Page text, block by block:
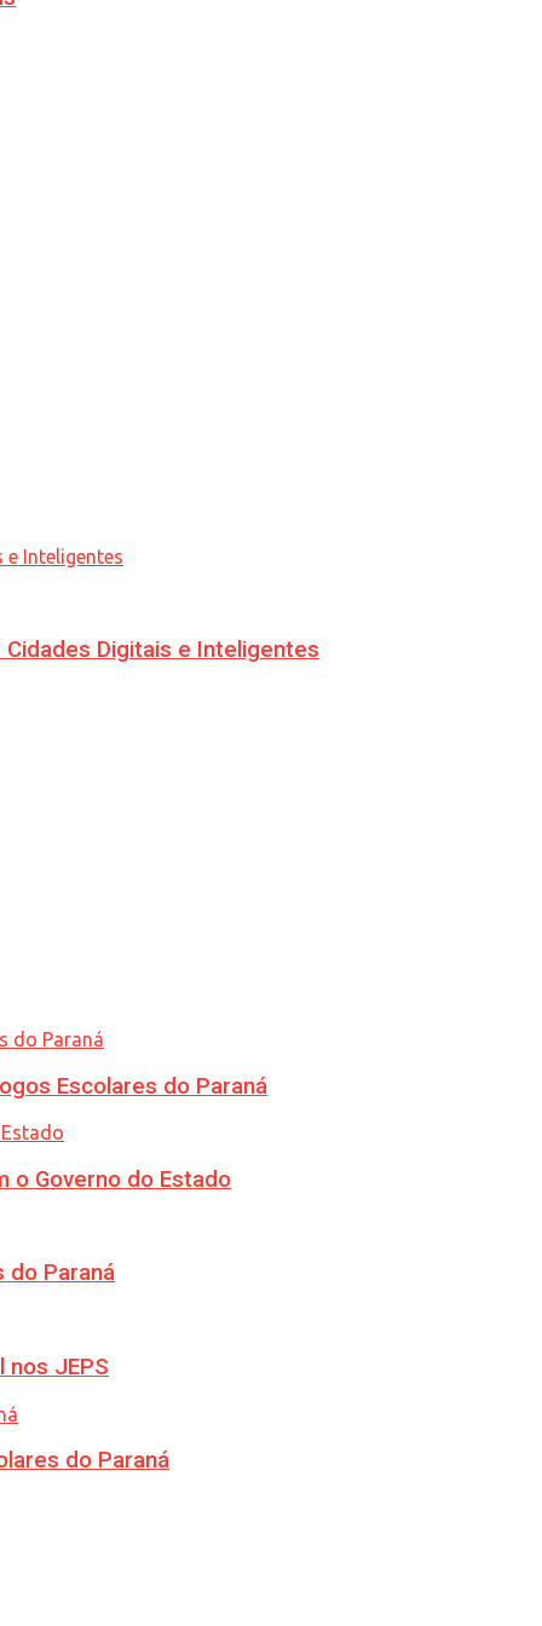
Digitais e Inteligentes
Escolares do Paraná
o Governo do Estado
do Paraná
JEPS
do Paraná